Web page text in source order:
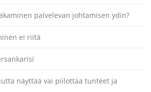
palvelevan johtamisen ydin?
ei riitä
näyttää vai piilottaa tunteet ja